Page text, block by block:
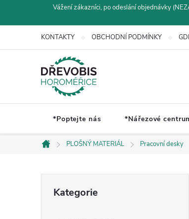
Vážení zákazníci, po odeslání objednávky
KONTAKTY OBCHODNÍ PODMÍNKY
*Poptejte nás *Nářezové
Domů
PLOŠNÝ MATERIÁL Pracovní desky
kategorie
Kategorie